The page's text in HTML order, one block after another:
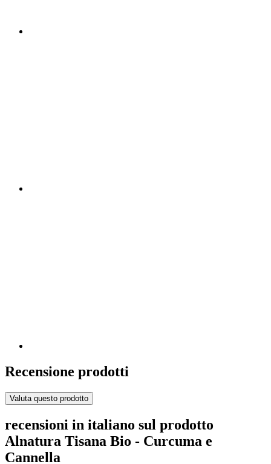
Recensione prodotti
Valuta questo prodotto
recensioni in italiano sul prodotto
Alnatura Tisana Bio - Curcuma e
Cannella